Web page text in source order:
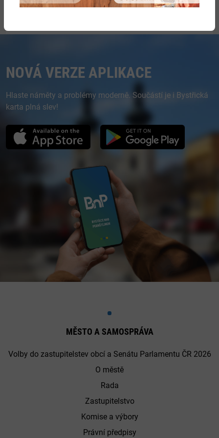
NOVÁ VERZE APLIKACE
Hlaste náměty a problémy moderně. Součástí je i Bystřická
karta plná slev!
MĚSTO A SAMOSPRÁVA
Volby do zastupitelstev obcí a Senátu Parlamentu ČR 2026
O městě
Rada
Zastupitelstvo
Komise a výbory
Právní předpisy